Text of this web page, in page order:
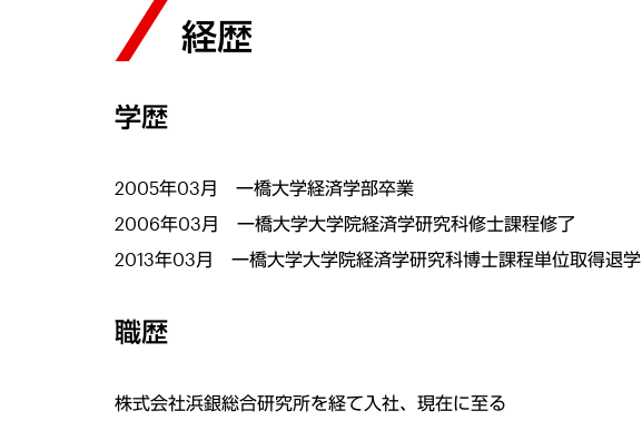
経歴
学歴
2005年03月 一橋大学経済学部卒業
2006年03月 一橋大学大学院経済学研究科修士課程修了
2013年03月 一橋大学大学院経済学研究科博士課程単位取得退学
職歴
株式会社浜銀総合研究所を経て入社、現在に至る